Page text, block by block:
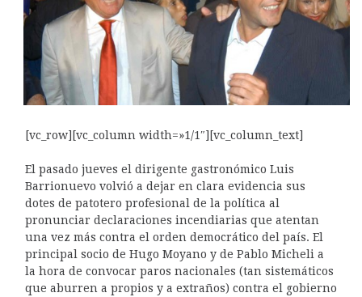
[vc_row][vc_column width=»1/1″][vc_column_text]
El pasado jueves el dirigente gastronómico Luis
Barrionuevo volvió a dejar en clara evidencia sus
dotes de patotero profesional de la política al
pronunciar declaraciones incendiarias que atentan
una vez más contra el orden democrático del país. El
principal socio de Hugo Moyano y de Pablo Micheli a
la hora de convocar paros nacionales (tan sistemáticos
que aburren a propios y a extraños) contra el gobierno